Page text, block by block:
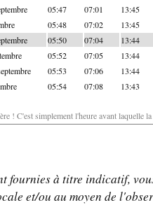
05:47 07:01 13:45
05:48 07:02 13:45
05:50 07:04 13:44
05:52 07:05 13:44
05:53 07:06 13:44
05:54 07:08 13:43
! C'est simplement l'heure avant laquelle
fournies à titre indicatif,
et/ou au moyen de